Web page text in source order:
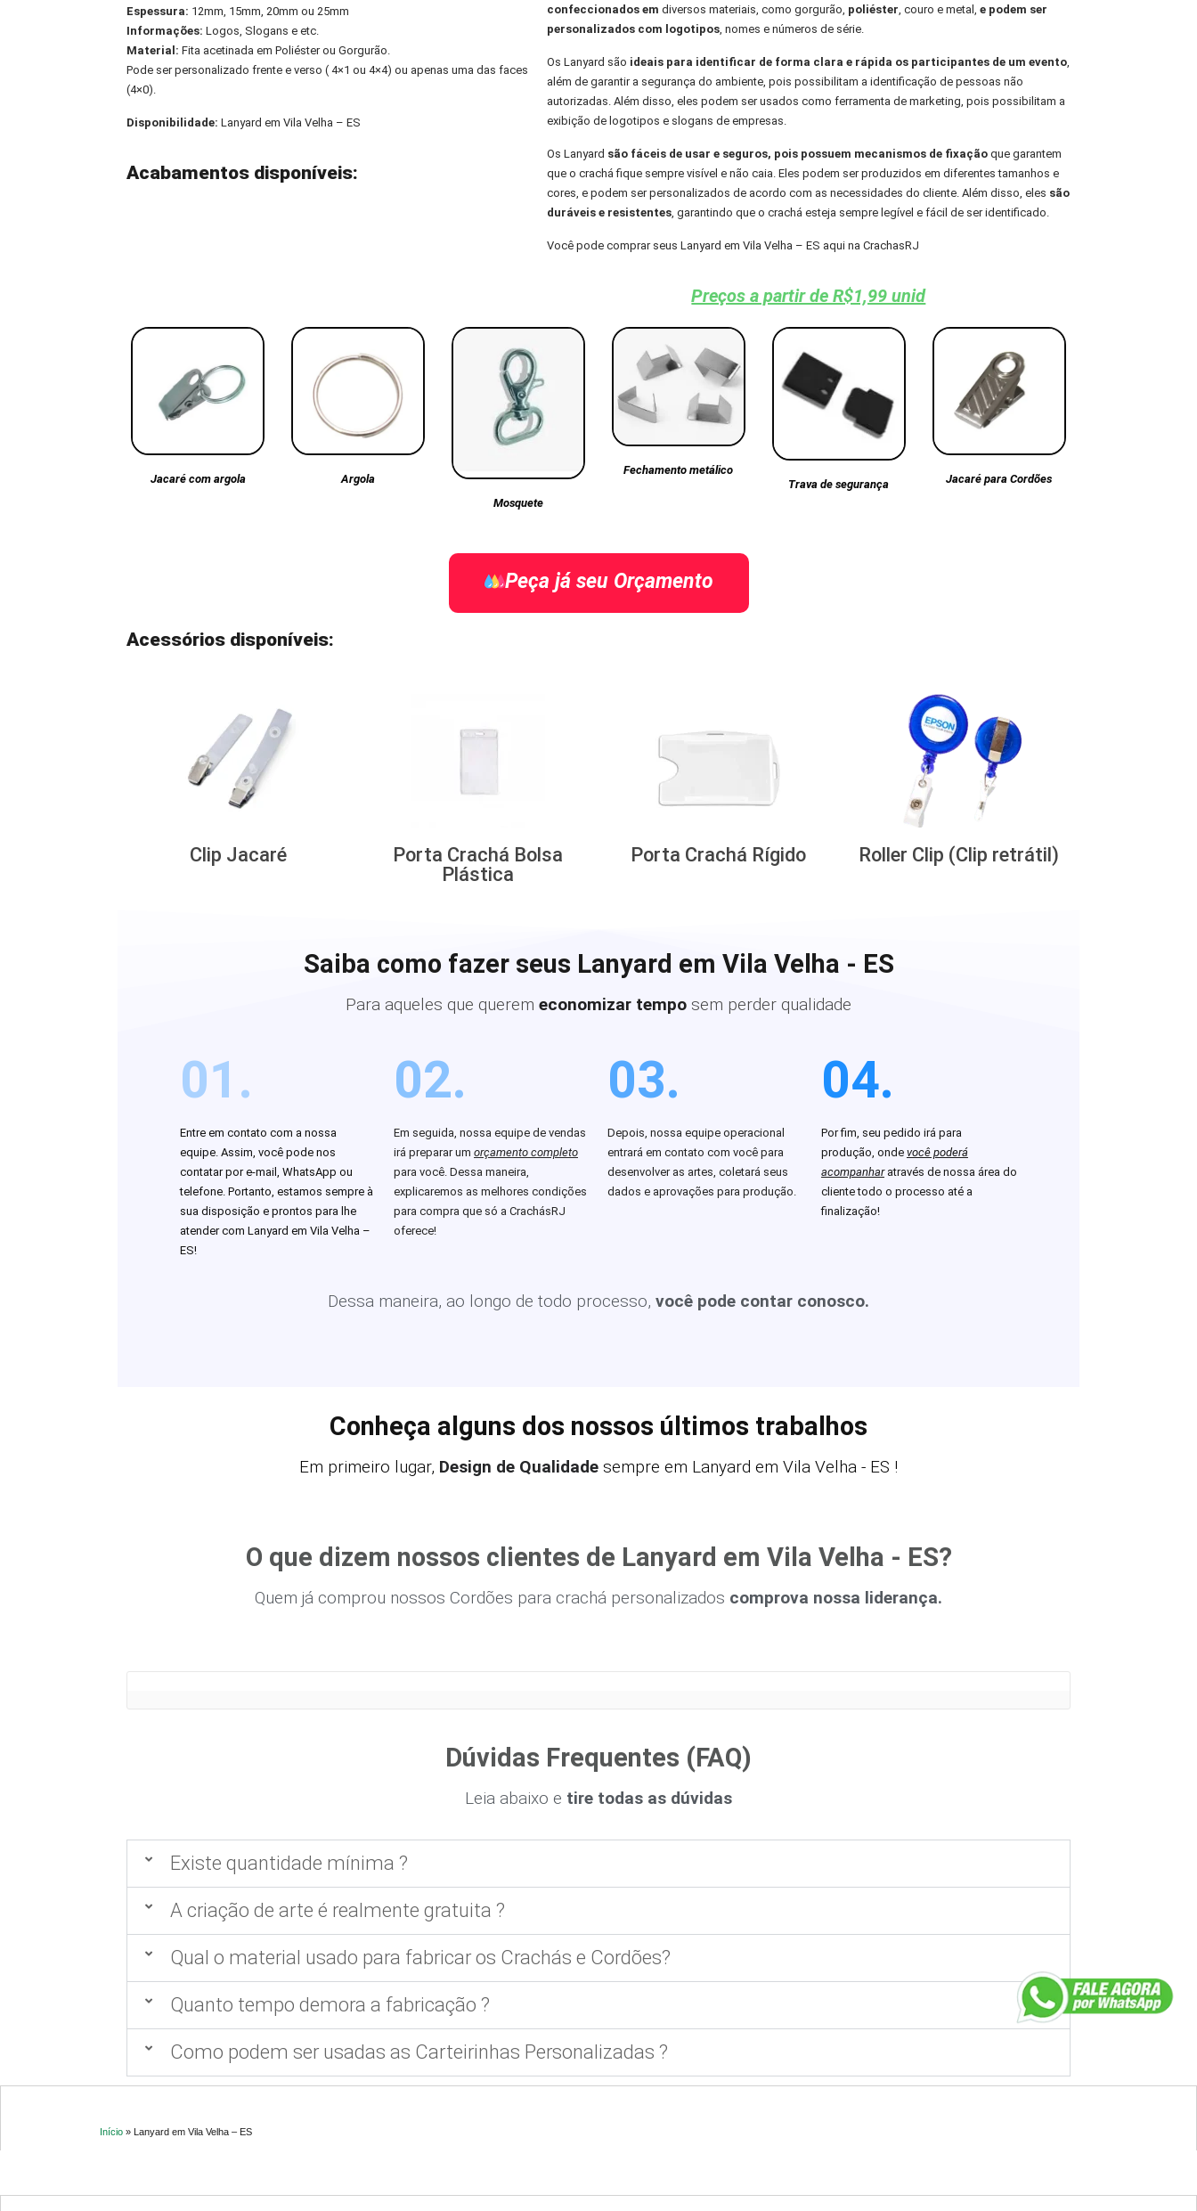
Espessura: 12mm, 15mm, 20mm ou 25mm
Informações:Logos, Slogans e etc.
Material: Fita acetinada em Poliéster ou Gorgurão.
Pode ser personalizado frente e verso ( 4×1 ou 4×4) ou apenas uma das faces
(4×0).
Disponibilidade:Lanyard em Vila Velha – ES
Acabamentos disponíveis:
confeccionados em diversos materiais, como gorgurão, poliéster, couro e metal, e podem ser
personalizados com logotipos, nomes e números de série.
Os Lanyard são ideais para identificar de forma clara e rápida os participantes de um evento,
além de garantir a segurança do ambiente, pois possibilitam a identificação de pessoas não
autorizadas. Além disso, eles podem ser usados como ferramenta de marketing, pois possibilitam a
exibição de logotipos e slogans de empresas.
Os Lanyard são fáceis de usar e seguros, pois possuem mecanismos de fixaçãoque garantem
que o crachá fique sempre visível e não caia. Eles podem ser produzidos em diferentes tamanhos e
cores, e podem ser personalizados de acordo com as necessidades do cliente. Além disso, eles são
duráveis e resistentes, garantindo que o crachá esteja sempre legível e fácil de ser identificado.
Você pode comprar seus Lanyard em Vila Velha – ES aqui na CrachasRJ
Preços a partir de R$1,99 unid
Jacaré com argola
Argola
Mosquete
Fechamento metálico
Trava de segurança
Jacaré para Cordões
Peça já seu Orçamento
Acessórios disponíveis:
Clip Jacaré
Porta Crachá Bolsa
Plástica
Porta Crachá Rígido Roller Clip (Clip retrátil)
Saiba como fazer seus Lanyard em Vila Velha - ES
Para aqueles que querem economizar tempo sem perder qualidade
01.
Entre em contato com a nossa
equipe. Assim, você pode nos
contatar por e-mail, WhatsApp ou
telefone. Portanto, estamos sempre à
sua disposição e prontos para lhe
atender com Lanyard em Vila Velha –
ES!
02.
Em seguida, nossa equipe de vendas
irá preparar um orçamento completo
para você. Dessa maneira,
explicaremos as melhores condições
para compra que só a CrachásRJ
oferece!
03.
Depois, nossa equipe operacional
entrará em contato com você para
desenvolver as artes, coletará seus
dados e aprovações para produção.
04.
Por fim, seu pedido irá para
produção, onde você poderá
acompanharatravés de nossa área do
cliente todo o processo até a
finalização!
Dessa maneira, ao longo de todo processo, você pode contar conosco.
Conheça alguns dos nossos últimos trabalhos
Em primeiro lugar, Design de Qualidade sempre em Lanyard em Vila Velha - ES !
O que dizem nossos clientes de Lanyard em Vila Velha - ES?
Quem já comprou nossos Cordões para crachá personalizados comprova nossa liderança.
Dúvidas Frequentes (FAQ)
Leia abaixo e tire todas as dúvidas
Existe quantidade mínima ?
A criação de arte é realmente gratuita ?
Qual o material usado para fabricar os Crachás e Cordões?
Quanto tempo demora a fabricação ?
Como podem ser usadas as Carteirinhas Personalizadas ?
Início » Lanyard em Vila Velha – ES